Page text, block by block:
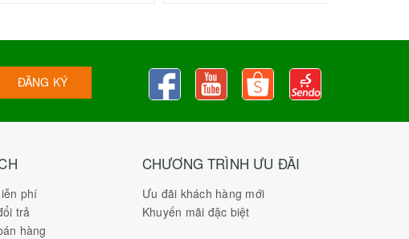
ĐĂNG KÝ
phí
trả
hàng
CHƯƠNG TRÌNH ƯU ĐÃI
Ưu đãi khách hàng mới
Khuyến mãi đặc biệt